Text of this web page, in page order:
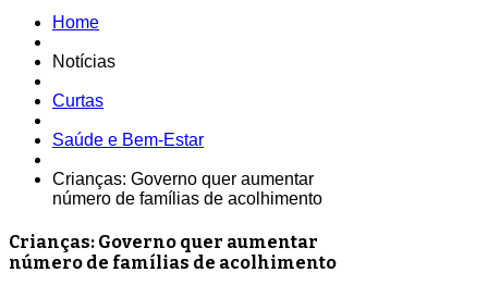
Home
Notícias
Curtas
Saúde e Bem-Estar
Crianças: Governo quer aumentar
número de famílias de acolhimento
Crianças: Governo quer aumentar
número de famílias de acolhimento